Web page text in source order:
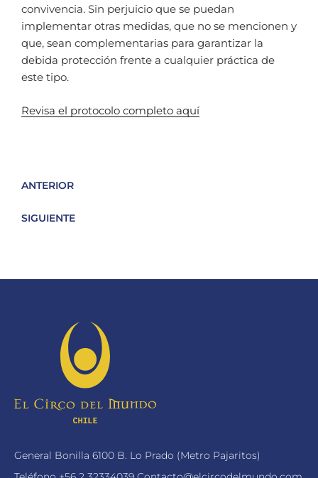
convivencia. Sin perjuicio que se puedan
implementar otras medidas, que no se mencionen y
que, sean complementarias para garantizar la
debida protección frente a cualquier práctica de
este tipo.
Revisa el protocolo completo aquí
ANTERIOR
SIGUIENTE
General Bonilla 6100 B. Lo Prado (Metro Pajaritos)